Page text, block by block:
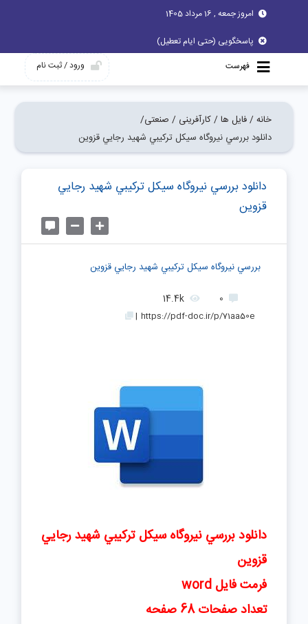
امروز جمعه , 16 مرداد 1405
پاسخگویی (حتی ایام تعطیل)
فهرست
ورود / ثبت نام
خانه / فایل ها / کارآفرینی / صنعتی/
دانلود بررسي نيروگاه سيکل ترکيبي شهيد رجايي قزوين
دانلود بررسي نيروگاه سيکل ترکيبي شهيد رجايي
قزوين
بررسي نيروگاه سيکل ترکيبي شهيد رجايي قزوين
0
14.4k
https://pdf-doc.ir/p/71aa50e
|
دانلود بررسي نيروگاه سيکل ترکيبي شهيد رجايي
قزوين
فرمت فایل word
تعداد صفحات 68 صفحه